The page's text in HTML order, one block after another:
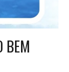
BEM